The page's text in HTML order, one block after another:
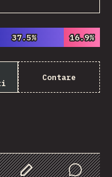
37.5%
37.5% 16.9%
16.9%
Contare